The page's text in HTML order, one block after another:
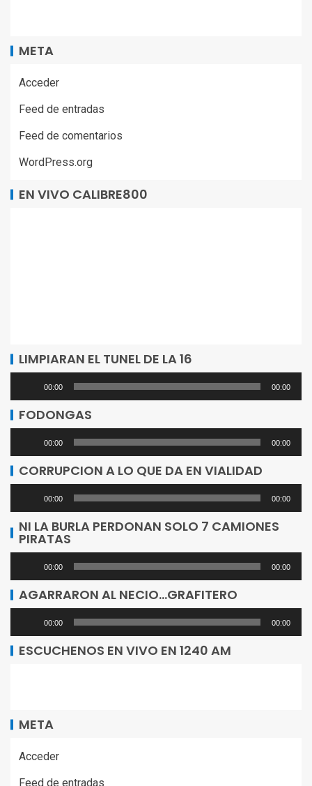
META
Acceder
Feed de entradas
Feed de comentarios
WordPress.org
EN VIVO CALIBRE800
LIMPIARAN EL TUNEL DE LA 16
Reproductor
de
audio
00:00 00:00
FODONGAS
Reproductor
de
audio
00:00 00:00
CORRUPCION A LO QUE DA EN VIALIDAD
Reproductor
de
audio
00:00 00:00
NI LA BURLA PERDONAN SOLO 7 CAMIONES
PIRATAS
Reproductor
de
audio
00:00 00:00
AGARRARON AL NECIO…GRAFITERO
Reproductor
de
00:00 00:00
ESCUCHENOS EN VIVO EN 1240 AM
META
Acceder
Feed de entradas